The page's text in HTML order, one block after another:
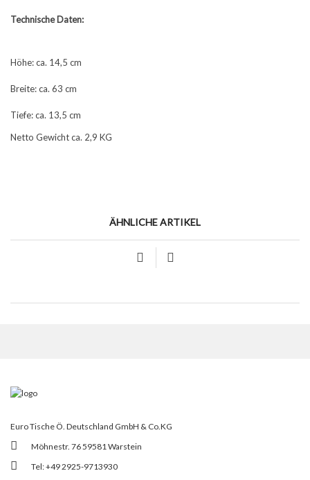
Technische Daten:
Höhe: ca. 14,5 cm
Breite: ca. 63 cm
Tiefe: ca. 13,5 cm
Netto Gewicht ca. 2,9 KG
ÄHNLICHE ARTIKEL
Euro Tische Ö. Deutschland GmbH & Co.KG
Möhnestr. 76 59581 Warstein
Tel: +49 2925-9713930